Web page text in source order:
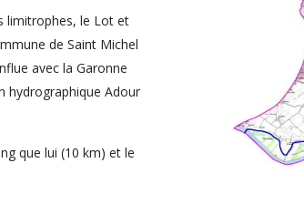
limitrophes, le Lot et
de Saint Michel
avec la Garonne
hydrographique Adour
que lui (10 km) et le